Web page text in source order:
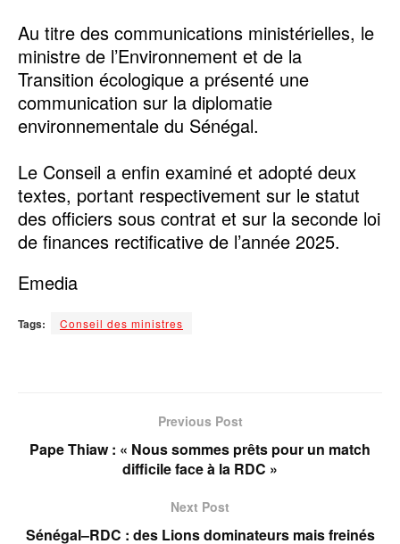
Au titre des communications ministérielles, le
ministre de l’Environnement et de la
Transition écologique a présenté une
communication sur la diplomatie
environnementale du Sénégal.
Le Conseil a enfin examiné et adopté deux
textes, portant respectivement sur le statut
des officiers sous contrat et sur la seconde loi
de finances rectificative de l’année 2025.
Emedia
Tags: Conseil des ministres
Previous Post
Pape Thiaw : « Nous sommes prêts pour un match
difficile face à la RDC »
Next Post
Sénégal–RDC : des Lions dominateurs mais freinés